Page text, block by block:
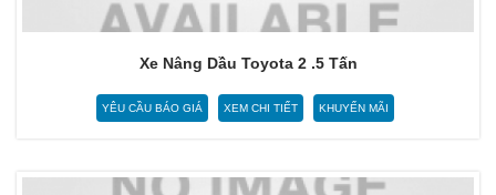
Xe Nâng Dầu Toyota 2 .5 Tấn
YÊU CẦU BÁO GIÁ XEM CHI TIẾT KHUYẾN MÃI